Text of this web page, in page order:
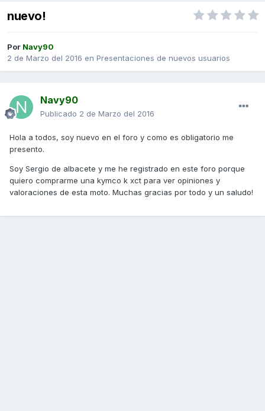
nuevo!
Por Navy90
2 de Marzo del 2016 en Presentaciones de nuevos usuarios
Navy90
Publicado 2 de Marzo del 2016
Hola a todos, soy nuevo en el foro y como es obligatorio me
presento.
Soy Sergio de albacete y me he registrado en este foro porque
quiero comprarme una kymco k xct para ver opiniones y
valoraciones de esta moto. Muchas gracias por todo y un saludo!